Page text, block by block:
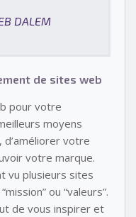
DALEM
de sites web
pour votre
moyens
d’améliorer votre
votre marque.
vu plusieurs sites
ou “valeurs”.
de vous inspirer et